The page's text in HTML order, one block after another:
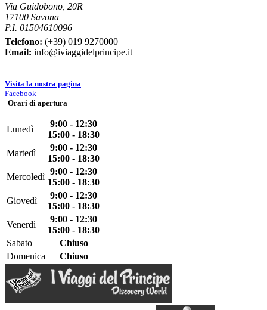
Via Guidobono, 20R
17100 Savona
P.I. 01504610096
Telefono: (+39) 019 9270000
Email: info@iviaggidelprincipe.it
Visita la nostra pagina
Facebook
Orari di apertura
Lunedì
9:00 - 12:30
15:00 - 18:30
Martedì
9:00 - 12:30
15:00 - 18:30
Mercoledì
9:00 - 12:30
15:00 - 18:30
Giovedì
9:00 - 12:30
15:00 - 18:30
Venerdì
9:00 - 12:30
15:00 - 18:30
Sabato
Chiuso
Domenica
Chiuso